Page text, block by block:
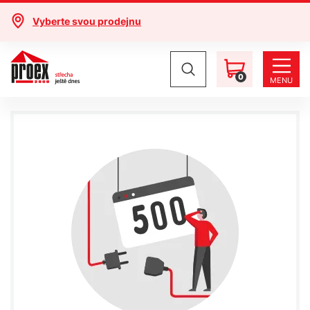
Vyberte svou prodejnu
0 MENU